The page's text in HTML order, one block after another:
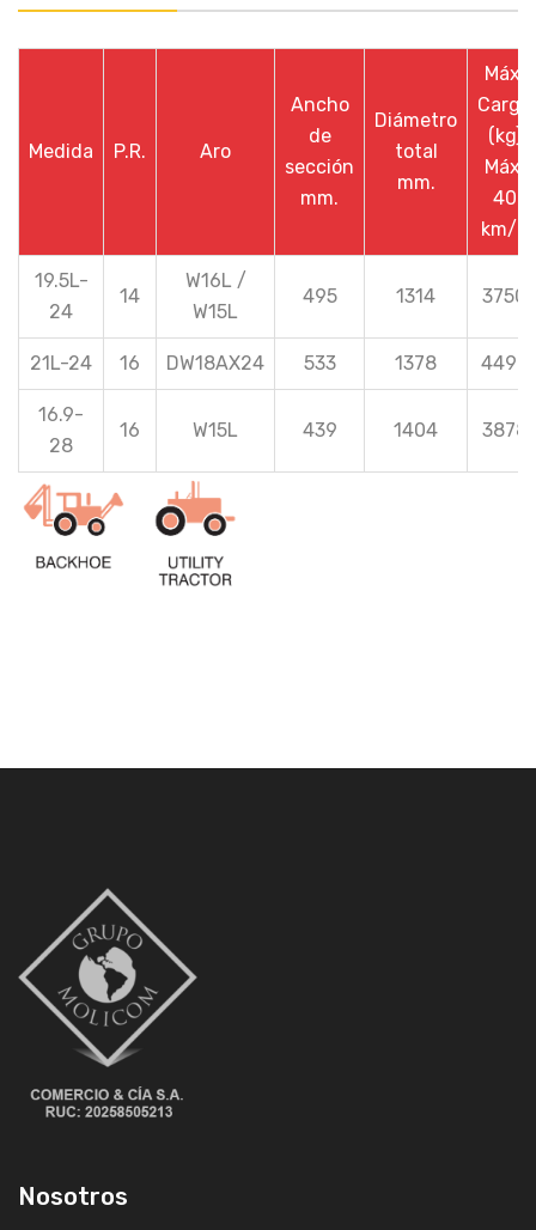
Medida P.R. Aro
Ancho
de
sección
mm.
Diámetro
total
mm.
Máx.
Carga
(kg)
Máx.
40
km/h
19.5L-
24
14
W16L /
W15L
495 1314 3750
21L-24 16 DW18AX24 533 1378 4490
16.9-
28
16 W15L 439 1404 3878
Nosotros